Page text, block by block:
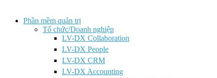
Phần mềm quản trị
Tổ chức/Doanh nghiệp
LV-DX Collaboration
LV-DX People
LV-DX CRM
LV-DX Accounting